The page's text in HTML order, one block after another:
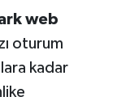
web
oturum
kadar